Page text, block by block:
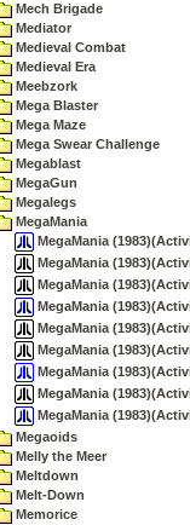
Mech Brigade
Mediator
Medieval Combat
Medieval Era
Meebzork
Mega Blaster
Mega Maze
Mega Swear Challenge
Megablast
MegaGun
Megalegs
MegaMania
MegaMania
MegaMania
MegaMania
MegaMania
MegaMania
MegaMania
MegaMania
MegaMania
MegaMania
Megaoids
Melly the Meer
Meltdown
Melt-Down
Memorice